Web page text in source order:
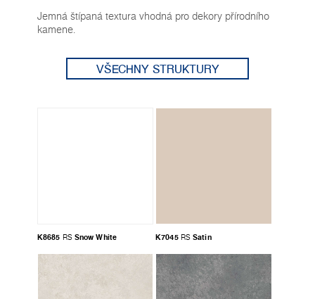
Jemná štípaná textura vhodná pro dekory přírodního
kamene.
VŠECHNY STRUKTURY
K8685 RS Snow White K7045 RS Satin